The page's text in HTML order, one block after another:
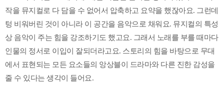
작을 뮤지컬로 다 담을 수 없어서 압축하고 요약을 했잖아요. 그런데
텅 비워버린 것이 아니라 이 공간을 음악으로 채워요. 뮤지컬의 특성
상 음악이 주는 힘을 강조하기도 했고요. 그래서 노래를 부를 때마다
인물의 정서로 이입이 잘되더라고요. 스토리의 힘을 바탕으로 무대
에서 표현되는 모든 요소들의 앙상블이 드라마와 다른 진한 감성을
줄 수 있다는 생각이 들어요.